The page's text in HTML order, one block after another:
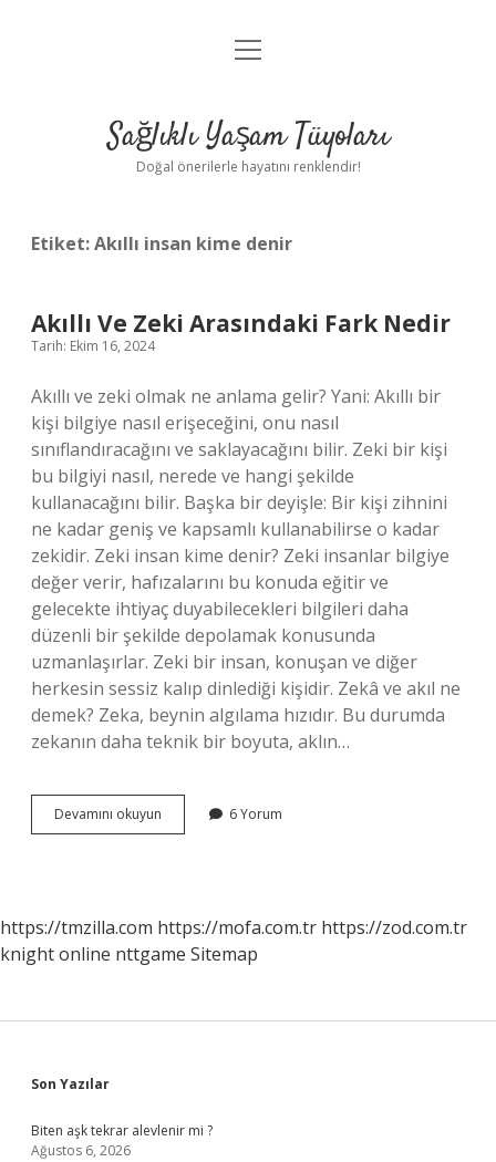
Anasayfa
Yasal Uyarı
menüyü
Sağlıklı Yaşam Tüyoları
Doğal önerilerle hayatını renklendir!
Etiket:Akıllı insan kime denir
Akıllı Ve Zeki Arasındaki Fark Nedir
Tarih: Ekim 16, 2024
Akıllı ve zeki olmak ne anlama gelir? Yani: Akıllı bir
kişi bilgiye nasıl erişeceğini, onu nasıl
sınıflandıracağını ve saklayacağını bilir. Zeki bir kişi
bu bilgiyi nasıl, nerede ve hangi şekilde
kullanacağını bilir. Başka bir deyişle: Bir kişi zihnini
ne kadar geniş ve kapsamlı kullanabilirse o kadar
zekidir. Zeki insan kime denir? Zeki insanlar bilgiye
değer verir, hafızalarını bu konuda eğitir ve
gelecekte ihtiyaç duyabilecekleri bilgileri daha
düzenli bir şekilde depolamak konusunda
uzmanlaşırlar. Zeki bir insan, konuşan ve diğer
herkesin sessiz kalıp dinlediği kişidir. Zekâ ve akıl ne
demek? Zeka, beynin algılama hızıdır. Bu durumda
zekanın daha teknik bir boyuta, aklın…
Devamını okuyun
Ve
6 Yorum
https://tmzilla.com https://mofa.com.tr https://zod.com.tr
knight online nttgame Sitemap
Sidebar
Son Yazılar
Biten aşk tekrar alevlenir mi ?
Ağustos 6, 2026